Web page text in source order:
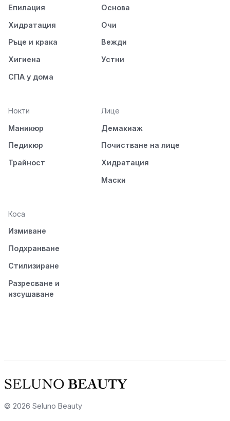
Епилация
Хидратация
Ръце и крака
Хигиена
СПА у дома
Основа
Очи
Вежди
Устни
Нокти
Маникюр
Педикюр
Трайност
Лице
Демакиаж
Почистване на лице
Хидратация
Маски
Коса
Измиване
Подхранване
Стилизиране
Разресване и
изсушаване
© 2026 Seluno Beauty